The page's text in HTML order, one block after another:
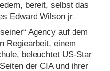
bereit, selbst das
Edward Wilson jr.
Agency auf dem
Regiearbeit, einem
beleuchtet US-Star
der CIA und ihrer